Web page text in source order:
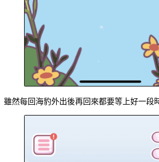
雖然每回海豹外出後再回來都要等上好一段